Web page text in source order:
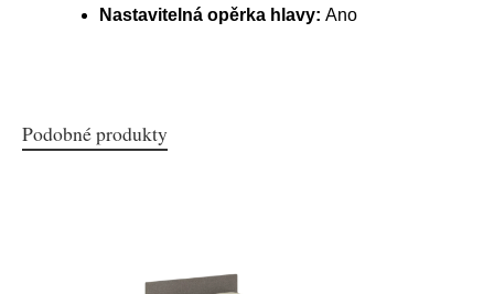
Nastavitelná opěrka hlavy: Ano
Podobné produkty